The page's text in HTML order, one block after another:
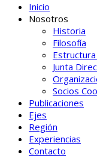
Inicio
Nosotros
Historia
Filosofía
Junta
Socios
Publicaciones
Ejes
Región
Experiencias
Contacto